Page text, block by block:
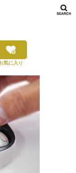
気に入り